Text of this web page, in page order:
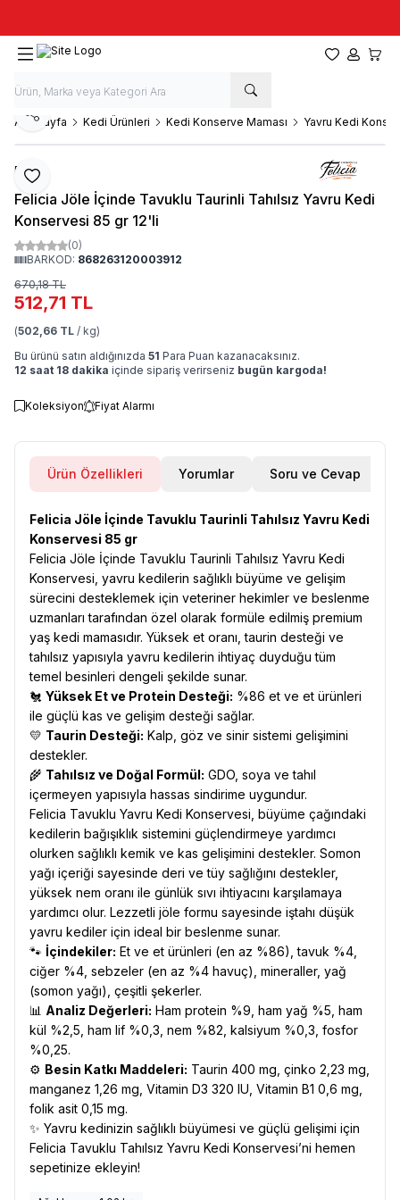
Favorilerim
Hesabım
Ana Sayfa Kedi Ürünleri Kedi Konserve Maması Yavru Kedi
Favoriye Ekle
Paylaş
Felicia
Felicia Jöle İçinde Tavuklu Taurinli Tahılsız Yavru Kedi
Konservesi 85 gr 12'li
(0)
BARKOD: 868263120003912
670,18TL
512,71 TL
(502,66 TL / kg)
Bu ürünü satın aldığınızda 51 Para Puan kazanacaksınız.
12 saat 18 dakika içinde sipariş verirseniz bugün kargoda!
Koleksiyon Fiyat Alarmı
Ürün Özellikleri Yorumlar Soru ve Cevap
Felicia Jöle İçinde Tavuklu Taurinli Tahılsız Yavru Kedi
Konservesi 85 gr
Felicia Jöle İçinde Tavuklu Taurinli Tahılsız Yavru Kedi
Konservesi, yavru kedilerin sağlıklı büyüme ve gelişim
sürecini desteklemek için veteriner hekimler ve beslenme
uzmanları tarafından özel olarak formüle edilmiş premium
yaş kedi mamasıdır. Yüksek et oranı, taurin desteği ve
tahılsız yapısıyla yavru kedilerin ihtiyaç duyduğu tüm
temel besinleri dengeli şekilde sunar.
🐔 Yüksek Et ve Protein Desteği: %86 et ve et ürünleri
ile güçlü kas ve gelişim desteği sağlar.
💛 Taurin Desteği: Kalp, göz ve sinir sistemi gelişimini
destekler.
🌾 Tahılsız ve Doğal Formül: GDO, soya ve tahıl
içermeyen yapısıyla hassas sindirime uygundur.
Felicia Tavuklu Yavru Kedi Konservesi, büyüme çağındaki
kedilerin bağışıklık sistemini güçlendirmeye yardımcı
olurken sağlıklı kemik ve kas gelişimini destekler. Somon
yağı içeriği sayesinde deri ve tüy sağlığını destekler,
yüksek nem oranı ile günlük sıvı ihtiyacını karşılamaya
yardımcı olur. Lezzetli jöle formu sayesinde iştahı düşük
yavru kediler için ideal bir beslenme sunar.
🐾 İçindekiler: Et ve et ürünleri (en az %86), tavuk %4,
ciğer %4, sebzeler (en az %4 havuç), mineraller, yağ
(somon yağı), çeşitli şekerler.
📊 Analiz Değerleri: Ham protein %9, ham yağ %5, ham
kül %2,5, ham lif %0,3, nem %82, kalsiyum %0,3, fosfor
%0,25.
⚙️ Besin Katkı Maddeleri: Taurin 400 mg, çinko 2,23 mg,
manganez 1,26 mg, Vitamin D3 320 IU, Vitamin B1 0,6 mg,
folik asit 0,15 mg.
✨ Yavru kedinizin sağlıklı büyümesi ve güçlü gelişimi için
Felicia Tavuklu Tahılsız Yavru Kedi Konservesi’ni hemen
sepetinize ekleyin!